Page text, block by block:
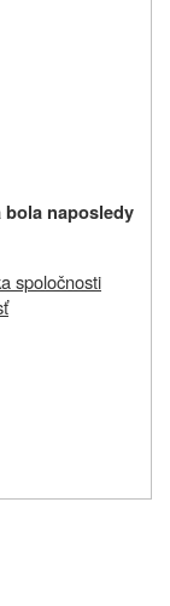
naposledy
spoločnosti